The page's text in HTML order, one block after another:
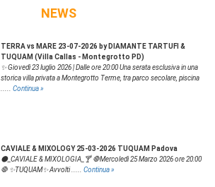
NEWS
TERRA vs MARE 23-07-2026 by DIAMANTE TARTUFI &
TUQUAM (Villa Callas - Montegrotto PD)
✨ Giovedì 23 luglio 2026 | Dalle ore 20:00 Una serata esclusiva in una
storica villa privata a Montegrotto Terme, tra parco secolare, piscina
Continua »
CAVIALE & MIXOLOGY 25-03-2026 TUQUAM Padova
⚫️_CAVIALE & MIXOLOGIA_🍸 🛑Mercoledì 25 Marzo 2026 ore 20:00
🛑 ✨️TUQUAM✨️ Avvolti ..... Continua »